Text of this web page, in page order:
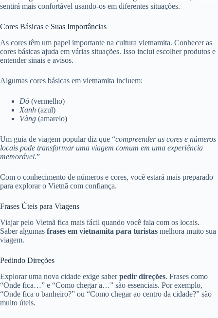
sentirá mais confortável usando-os em diferentes situações.
Cores Básicas e Suas Importâncias
As cores têm um papel importante na cultura vietnamita. Conhecer as
cores básicas ajuda em várias situações. Isso inclui escolher produtos e
entender sinais e avisos.
Algumas cores básicas em vietnamita incluem:
Đỏ (vermelho)
Xanh (azul)
Vàng (amarelo)
Um guia de viagem popular diz que “compreender as cores e números
locais pode transformar uma viagem comum em uma experiência
memorável.”
Com o conhecimento de números e cores, você estará mais preparado
para explorar o Vietnã com confiança.
Frases Úteis para Viagens
Viajar pelo Vietnã fica mais fácil quando você fala com os locais.
Saber algumas frases em vietnamita para turistas melhora muito sua
viagem.
Pedindo Direções
Explorar uma nova cidade exige saberpedir direções. Frases como
“Onde fica…” e “Como chegar a…” são essenciais. Por exemplo,
“Onde fica o banheiro?” ou “Como chegar ao centro da cidade?” são
muito úteis.